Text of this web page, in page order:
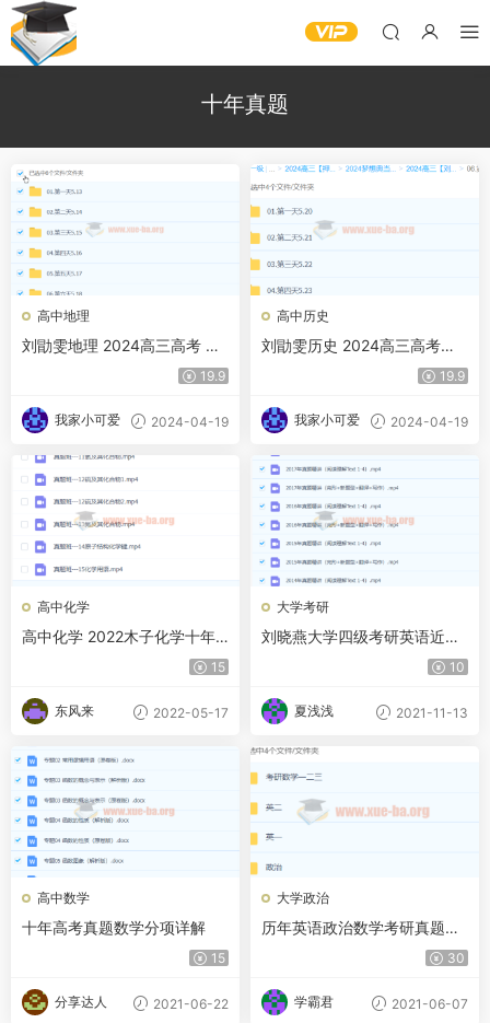
十年真题
高中地理
刘勖雯地理 2024高三高考 押
题班梦想典当铺 百度云网盘19.9
我家小可爱 2024-04-19
高中历史
刘勖雯历史 2024高三高考历
19.9
我家小可爱 2024-04-19
高中化学
高中化学 2022木子化学十年
15
东风来 2022-05-17
大学考研
刘晓燕大学四级考研英语近十
10
夏浅浅 2021-11-13
高中数学
十年高考真题数学分项详解
15
分享达人 2021-06-22
大学政治
历年英语政治数学考研真题电
30
学霸君 2021-06-07